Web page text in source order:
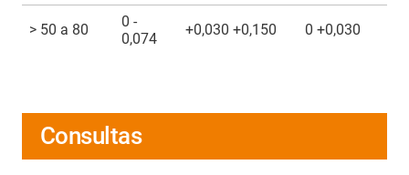
> 50 a 80
0 -
0,074
+0,030 +0,150 0 +0,030
Consultas